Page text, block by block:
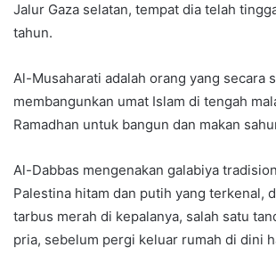
Jalur Gaza selatan, tempat dia telah
tahun.
Al-Musaharati adalah orang yang secara
membangunkan umat Islam di tengah
Ramadhan untuk bangun dan makan
Al-Dabbas mengenakan galabiya
Palestina hitam dan putih yang terkenal,
tarbus merah di kepalanya, salah satu
pria, sebelum pergi keluar rumah di dini